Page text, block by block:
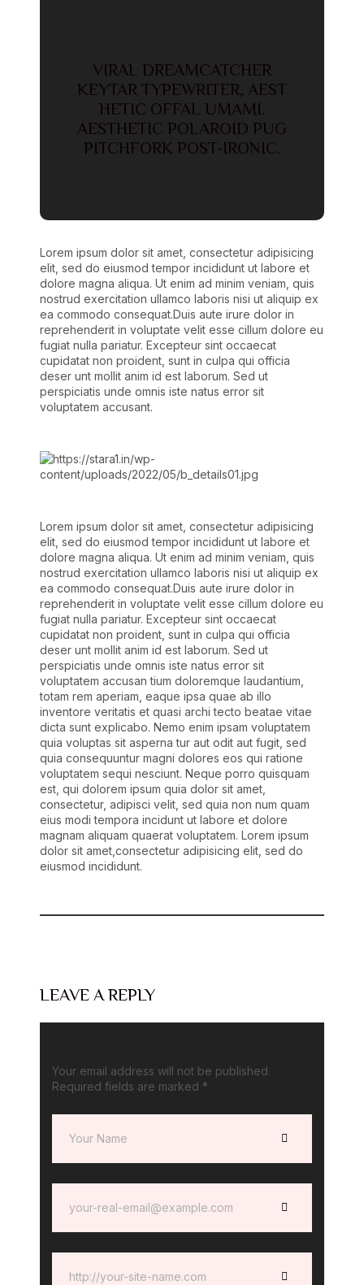
VIRAL DREAMCATCHER
KEYTAR TYPEWRITER, AEST
HETIC OFFAL UMAMI.
AESTHETIC POLAROID PUG
PITCHFORK POST-IRONIC.
Lorem ipsum dolor sit amet, consectetur adipisicing
elit, sed do eiusmod tempor incididunt ut labore et
dolore magna aliqua. Ut enim ad minim veniam, quis
nostrud exercitation ullamco laboris nisi ut aliquip ex
ea commodo consequat.Duis aute irure dolor in
reprehenderit in voluptate velit esse cillum dolore eu
fugiat nulla pariatur. Excepteur sint occaecat
cupidatat non proident, sunt in culpa qui officia
deser unt mollit anim id est laborum. Sed ut
perspiciatis unde omnis iste natus error sit
voluptatem accusant.
Lorem ipsum dolor sit amet, consectetur adipisicing
elit, sed do eiusmod tempor incididunt ut labore et
dolore magna aliqua. Ut enim ad minim veniam, quis
nostrud exercitation ullamco laboris nisi ut aliquip ex
ea commodo consequat.Duis aute irure dolor in
reprehenderit in voluptate velit esse cillum dolore eu
fugiat nulla pariatur. Excepteur sint occaecat
cupidatat non proident, sunt in culpa qui officia
deser unt mollit anim id est laborum. Sed ut
perspiciatis unde omnis iste natus error sit
voluptatem accusan tium doloremque laudantium,
totam rem aperiam, eaque ipsa quae ab illo
inventore veritatis et quasi archi tecto beatae vitae
dicta sunt explicabo. Nemo enim ipsam voluptatem
quia voluptas sit asperna tur aut odit aut fugit, sed
quia consequuntur magni dolores eos qui ratione
voluptatem sequi nesciunt. Neque porro quisquam
est, qui dolorem ipsum quia dolor sit amet,
consectetur, adipisci velit, sed quia non num quam
eius modi tempora incidunt ut labore et dolore
magnam aliquam quaerat voluptatem. Lorem ipsum
dolor sit amet,consectetur adipisicing elit, sed do
eiusmod incididunt.
LEAVE A REPLY
Your email address will not be published.
Required fields are marked *